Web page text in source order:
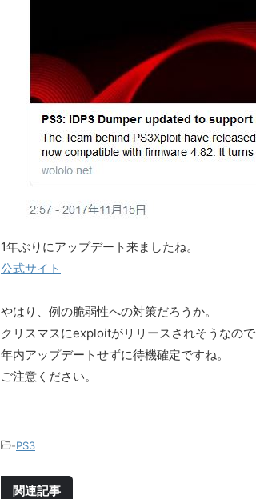
1年ぶりにアップデート来ましたね。
公式サイト
やはり、例の脆弱性への対策だろうか。
クリスマスにexploitがリリースされそうなので
年内アップデートせずに待機確定ですね。
ご注意ください。
-PS3
関連記事